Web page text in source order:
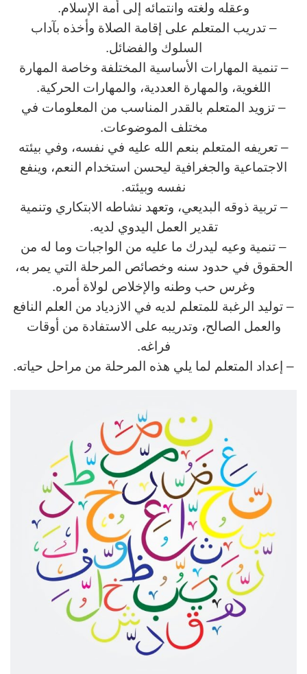
وعقله ولغته وانتمائه إلى أمة الإسلام.
– تدريب المتعلم على إقامة الصلاة وأخذه بآداب
السلوك والفضائل.
– تنمية المهارات الأساسية المختلفة وخاصة المهارة
اللغوية، والمهارة العددية، والمهارات الحركية.
– تزويد المتعلم بالقدر المناسب من المعلومات في
مختلف الموضوعات.
– تعريفه المتعلم بنعم الله عليه في نفسه، وفي بيئته
الاجتماعية والجغرافية ليحسن استخدام النعم، وينفع
نفسه وبيئته.
– تربية ذوقه البديعي، وتعهد نشاطه الابتكاري وتنمية
تقدير العمل اليدوي لديه.
– تنمية وعيه ليدرك ما عليه من الواجبات وما له من
الحقوق في حدود سنه وخصائص المرحلة التي يمر به،
وغرس حب وطنه والإخلاص لولاة أمره.
– توليد الرغبة للمتعلم لديه في الازدياد من العلم النافع
والعمل الصالح، وتدريبه على الاستفادة من أوقات
فراغه.
– إعداد المتعلم لما يلي هذه المرحلة من مراحل حياته.